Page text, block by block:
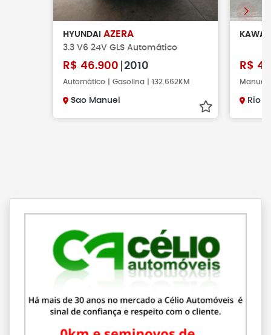
HYUNDAI AZERA
3.3 V6 24V GLS Automático
R$ 46.900 2010
Automático | Gasolina | 132.662KM
Sao Manuel
R$
Manual
Rio